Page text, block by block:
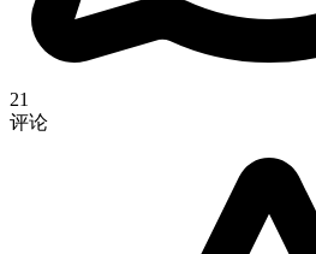
21
评论